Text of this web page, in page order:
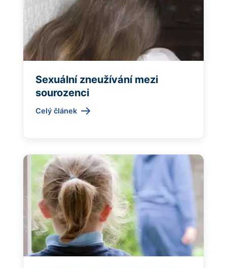
Sexuální zneužívání mezi
sourozenci
Celý článek